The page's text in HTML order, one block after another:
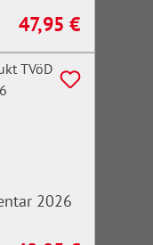
Regulärer Preis:
47,95 €
2026